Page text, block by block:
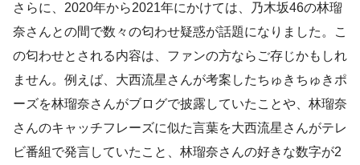
さらに、2020年から2021年にかけては、乃木坂46の林瑠
奈さんとの間で数々の匂わせ疑惑が話題になりました。こ
の匂わせとされる内容は、ファンの方ならご存じかもしれ
ません。例えば、大西流星さんが考案したちゅきちゅきポ
ーズを林瑠奈さんがブログで披露していたことや、林瑠奈
さんのキャッチフレーズに似た言葉を大西流星さんがテレ
ビ番組で発言していたこと、林瑠奈さんの好きな数字が2